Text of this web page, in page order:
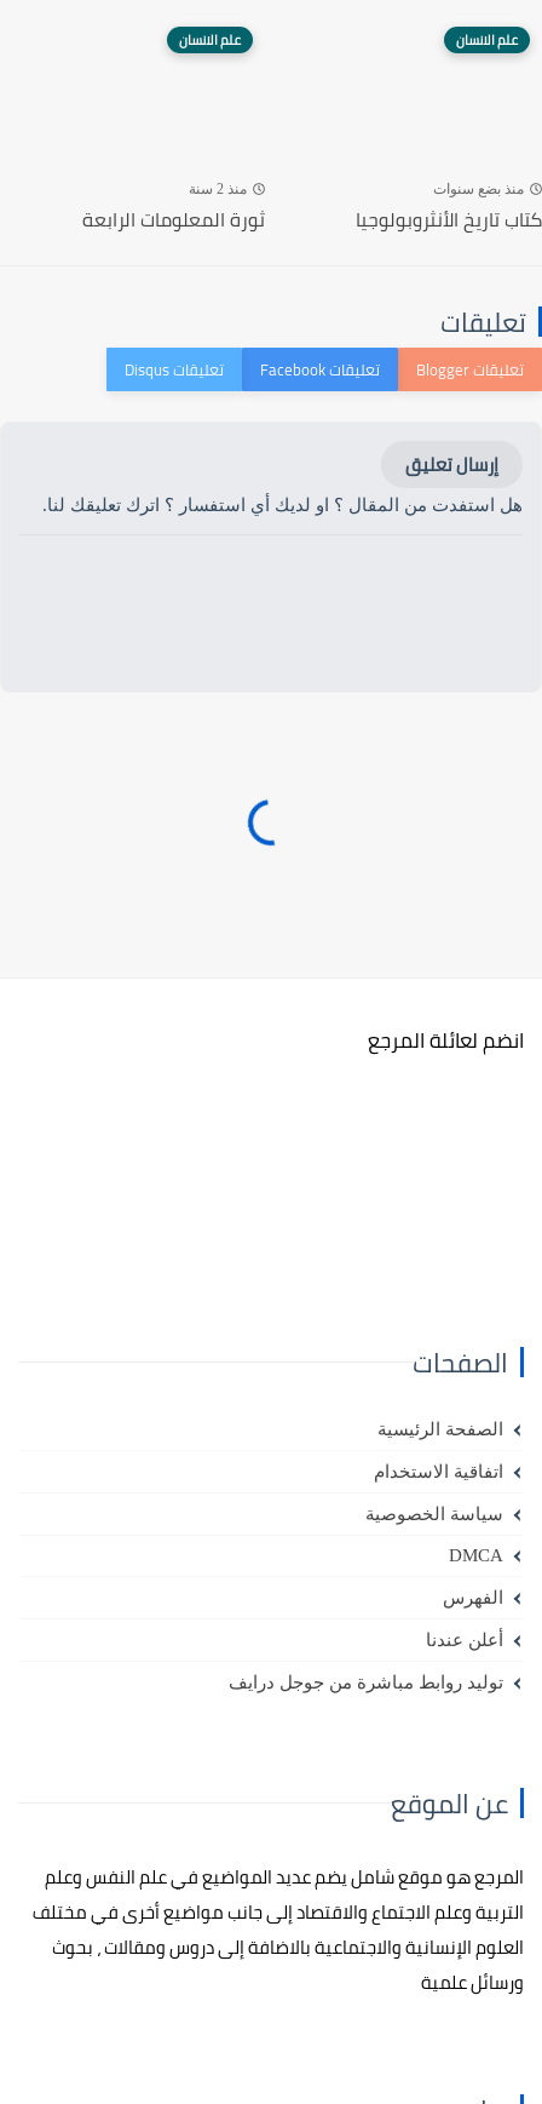
علم الانسان
منذ بضع سنوات
كتاب تاريخ الأنثروبولوجيا
علم الانسان
منذ 2 سنة
ثورة المعلومات الرابعة
تعليقات
إرسال تعليق
هل استفدت من المقال ؟ او لديك أي استفسار ؟ اترك تعليقك لنا.
انضم لعائلة المرجع
الصفحات
الصفحة الرئيسية
اتفاقية الاستخدام
سياسة الخصوصية
DMCA
الفهرس
أعلن عندنا
توليد روابط مباشرة من جوجل درايف
عن الموقع
المرجع هو موقع شامل يضم عديد المواضيع في علم النفس وعلم
التربية وعلم الاجتماع والاقتصاد إلى جانب مواضيع أخرى في مختلف
العلوم الإنسانية والاجتماعية بالاضافة إلى دروس ومقالات ، بحوث
ورسائل علمية